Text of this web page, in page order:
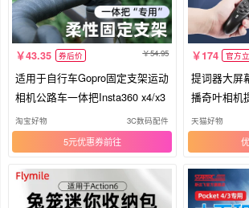
43.35 券后价 54.95
适用于自行车Gopro固定支架运动
相机公路车一体把Insta360 x4/x3
淘宝好物 3C数码配件
5元优惠券
174 官方
提词器大屏
播奇叶相机
课视频录制
单抖音口播
天猫好物